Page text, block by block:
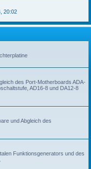
20:02
des Port-Motherboards ADA-
AD16-8 und DA12-8
und Abgleich des
Funktionsgenerators und des